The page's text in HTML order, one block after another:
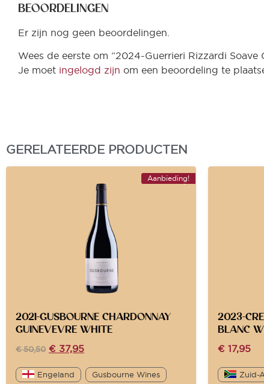
BEOORDELINGEN
Er zijn nog geen beoordelingen.
Wees de eerste om “2024-Guerrieri Rizzardi
Je moet ingelogd zijn om een beoordeling te
GERELATEERDE PRODUCTEN
Aanbieding!
2021-GUSBOURNE CHARDONNAY
GUINEVEVRE WHITE
€50,50 € 37,95
Engeland Gusbourne Wines
2023-
BLANC
€ 17,95
Zuid-